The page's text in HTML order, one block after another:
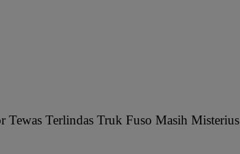
Tewas Terlindas Truk Fuso Masih Misterius